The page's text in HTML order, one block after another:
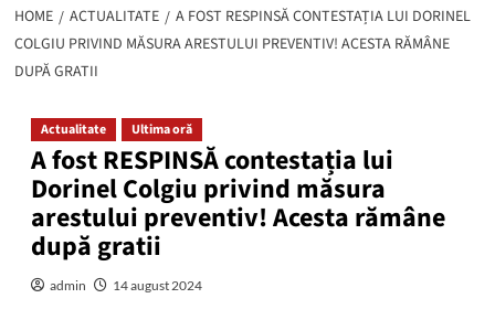
HOME ACTUALITATE
A FOST RESPINSĂ CONTESTAȚIA LUI DORINEL
COLGIU PRIVIND MĂSURA ARESTULUI PREVENTIV! ACESTA RĂMÂNE
DUPĂ GRATII
Actualitate Ultima oră
A fost RESPINSĂ contestația lui
Dorinel Colgiu privind măsura
arestului preventiv! Acesta rămâne
după gratii
admin 14 august 2024